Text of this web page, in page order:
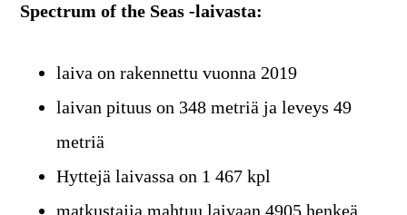
Spectrum of the Seas -laivasta:
laiva on rakennettu vuonna 2019
laivan pituus on 348 metriä ja leveys 49
metriä
Hyttejä laivassa on 1 467 kpl
matkustajia mahtuu laivaan 4905 henkeä